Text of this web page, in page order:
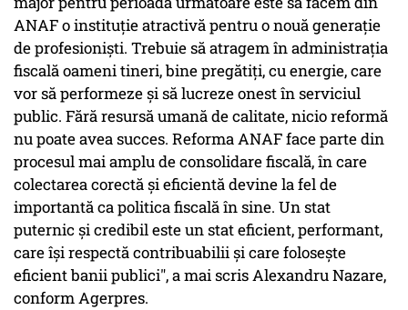
ANAF o instituţie atractivă pentru o nouă generaţie
de profesionişti. Trebuie să atragem în administraţia
fiscală oameni tineri, bine pregătiţi, cu energie, care
vor să performeze şi să lucreze onest în serviciul
public. Fără resursă umană de calitate, nicio reformă
nu poate avea succes. Reforma ANAF face parte din
procesul mai amplu de consolidare fiscală, în care
colectarea corectă şi eficientă devine la fel de
importantă ca politica fiscală în sine. Un stat
puternic şi credibil este un stat eficient, performant,
care îşi respectă contribuabilii şi care foloseşte
eficient banii publici", a mai scris Alexandru Nazare,
conform Agerpres.